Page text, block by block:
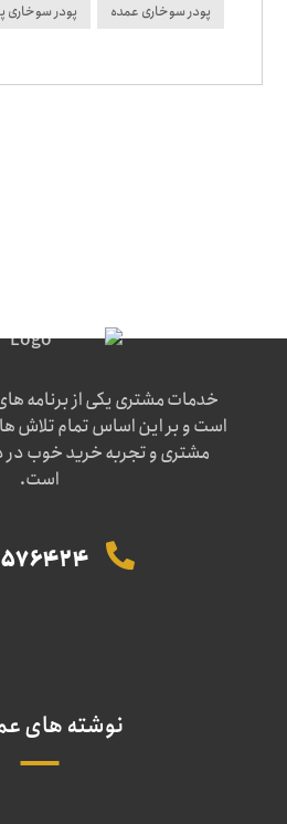
پودر سوخاری عمده پودر سوخاری
خدمات مشتری یکی از برنامه
است و بر این اساس تمام تلاش
مشتری و تجربه خرید خوب در
است.
نوشته های